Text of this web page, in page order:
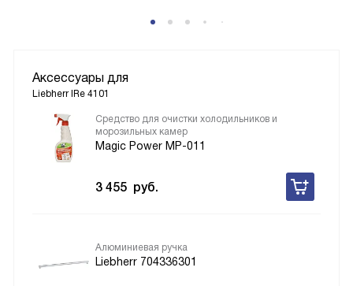
Аксессуары для
Liebherr IRe 4101
Средство для очистки холодильников и
морозильных камер
Magic Power MP-011
3 455 руб.
Алюминиевая ручка
Liebherr 704336301